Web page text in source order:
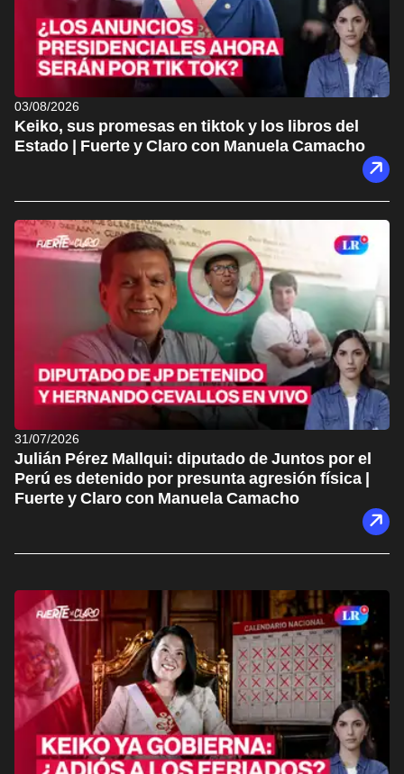
03/08/2026
Keiko, sus promesas en tiktok y los libros del
Estado | Fuerte y Claro con Manuela Camacho
31/07/2026
Julián Pérez Mallqui: diputado de Juntos por el
Perú es detenido por presunta agresión física |
Fuerte y Claro con Manuela Camacho